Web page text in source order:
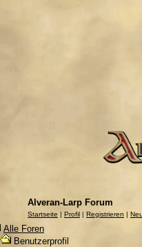
Alveran-Larp Forum
Startseite | Profil | Registrieren |
Alle Foren
Benutzerprofil